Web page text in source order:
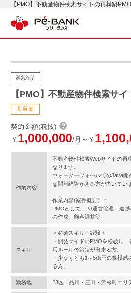
【PMO】不動産物件検索サイトの再構築PMO
募集終了
【PMO】不動産物件検索サ
高単価
契約金額(税抜)
￥ 1,000,000/月～￥
作業内容
不動産物件検索Webサイトの再
なります。
ウォーターフォールでのJava開
な開発経験がある方が向いてい
作業内容(案件概要）：
PMOとして、PJ運営管理、進
の作成、顧客調整等
スキル
＜必須スキル・経験＞
・開発サイドのPMOを経験し
用ルールの策定が出来る方。
・少なくとも1～5億円の規模
る方。
勤務地 23区 品川・三田・浜松町エリ